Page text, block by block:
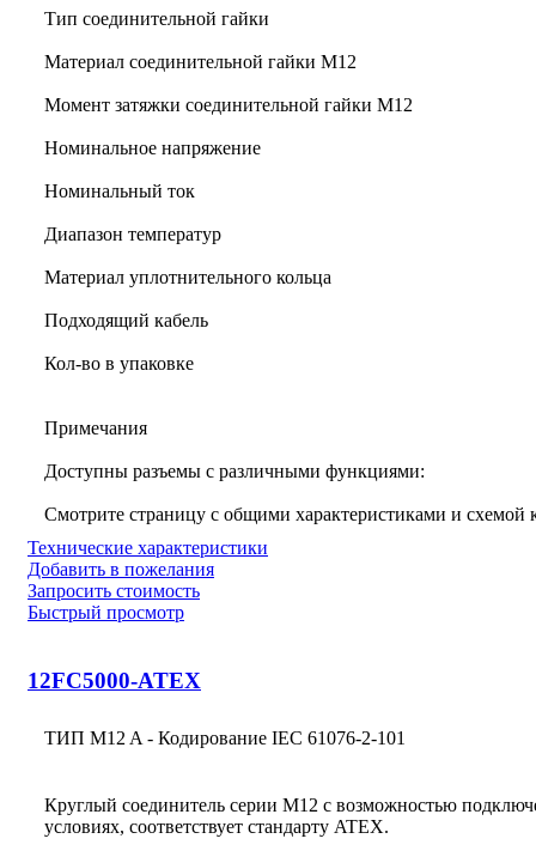
Тип соединительной гайки
Материал соединительной гайки M12
Момент затяжки соединительной гайки M12
Номинальное напряжение
Номинальный ток
Диапазон температур
Материал уплотнительного кольца
Подходящий кабель
Кол-во в упаковке
Примечания
Доступны разъемы с различными функциями:
Смотрите страницу с общими характеристиками и схемой
Технические характеристики
Добавить в пожелания
Запросить стоимость
Быстрый просмотр
12FC5000-ATEX
ТИП M12 A - Кодирование IEC 61076-2-101
Круглый соединитель серии M12 с возможностью
условиях, соответствует стандарту ATEX.